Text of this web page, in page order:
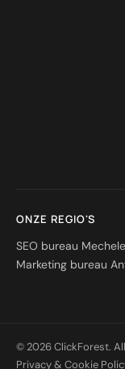
ONZE REGIO'S
SEO bureau
Marketing bureau
© 2026 ClickForest.
Privacy & Cookie